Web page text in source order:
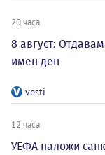
20 часа
8 август:
имен ден
vesti
12 часа
УЕФА наложи